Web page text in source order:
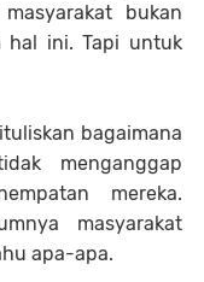
bukan
hal ini. Tapi untuk
bagaimana
menganggap
mereka.
masyarakat
apa-apa.